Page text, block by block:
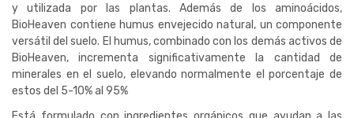
y utilizada por las plantas. Además de los aminoácidos,
BioHeaven contiene humus envejecido natural, un componente
versátil del suelo. El humus, combinado con los demás activos de
BioHeaven, incrementa significativamente la cantidad de
minerales en el suelo, elevando normalmente el porcentaje de
estos del 5-10% al 95%